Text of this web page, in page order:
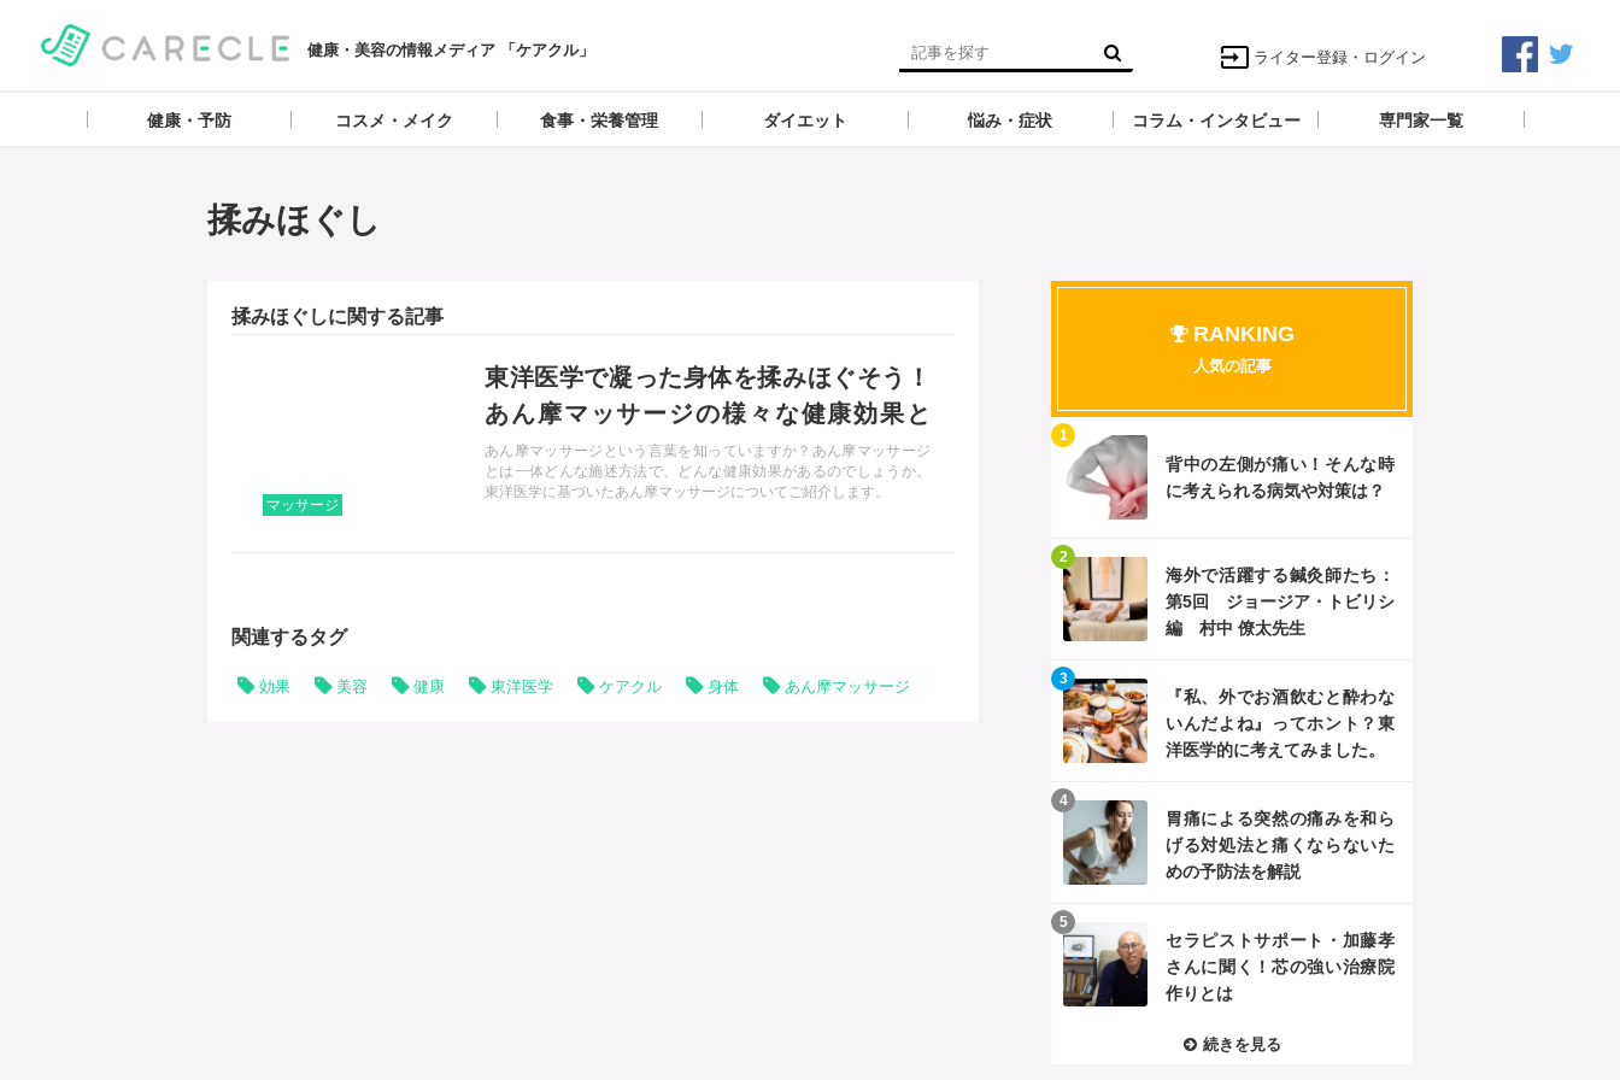
健康・美容の情報メディア 「ケアクル」 ライター登録・ログイン
健康・予防 コスメ・メイク 食事・栄養管理 ダイエット 悩み・症状 コラム・インタビュー 専門家一覧
揉みほぐし
揉みほぐしに関する記事
東洋医学で凝った身体を揉みほぐそう！
あん摩マッサージの様々な健康効果と
は？
あん摩マッサージという言葉を知っていますか？あん摩マッサージ
とは一体どんな施述方法で、どんな健康効果があるのでしょうか。
東洋医学に基づいたあん摩マッサージについてご紹介します。
マッサージ
関連するタグ
効果 美容 健康 東洋医学 ケアクル 身体 あん摩マッサージ
RANKING
人気の記事
背中の左側が痛い！そんな時
に考えられる病気や対策は？
1
海外で活躍する鍼灸師たち：
第5回 ジョージア・トビリシ
編 村中 僚太先生
2
『私、外でお酒飲むと酔わな
いんだよね』ってホント？東
洋医学的に考えてみました。
3
胃痛による突然の痛みを和ら
げる対処法と痛くならないた
めの予防法を解説
4
セラピストサポート・加藤孝
さんに聞く！芯の強い治療院
作りとは
5
続きを見る